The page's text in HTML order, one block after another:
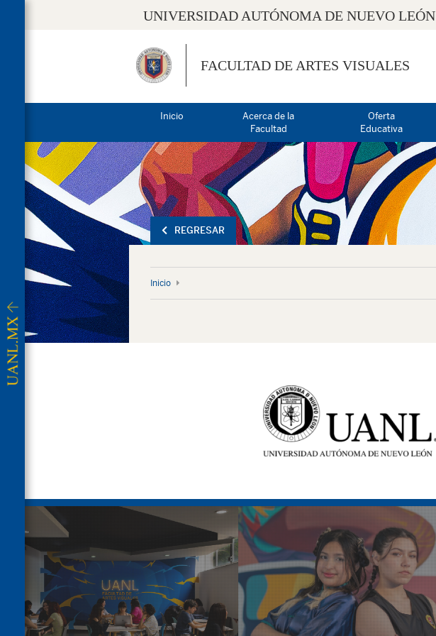
UNIVERSIDAD AUTÓNOMA DE NUEVO LEÓN
FACULTAD DE ARTES VISUALES
Inicio
Acerca de la
Facultad
Oferta
Educativa
REGRESAR
Inicio